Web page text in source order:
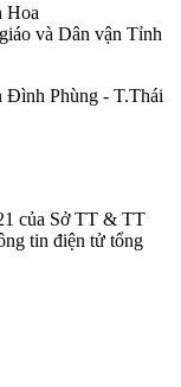
Hoa
và Dân vận Tỉnh
Đình Phùng - T.Thái
của Sở TT & TT
tin điện tử tổng